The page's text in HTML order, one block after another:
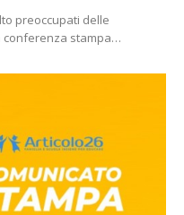
preoccupati delle
conferenza stampa…